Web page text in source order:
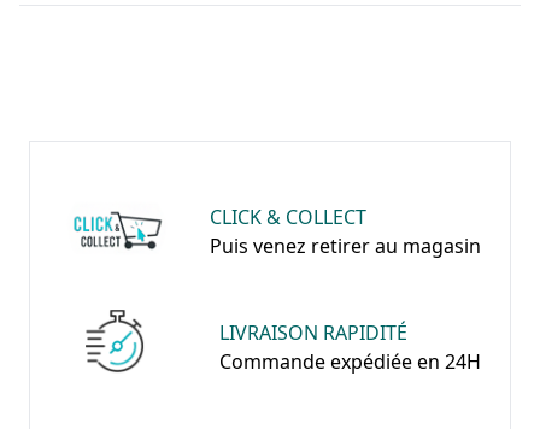
CLICK & COLLECT
Puis venez retirer au magasin
LIVRAISON RAPIDITÉ
Commande expédiée en 24H